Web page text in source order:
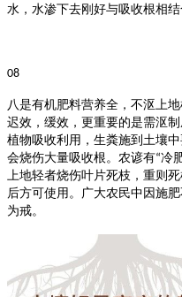
水，水渗下去刚好与吸收根相结
08
八是有机肥料营养全，不沤上地
迟效，缓效，更重要的是需沤
植物吸收利用，生粪施到土壤
会烧伤大量吸收根。农谚有“冷
上地轻者烧伤叶片死枝，重则
后方可使用。广大农民中因施
为戒。